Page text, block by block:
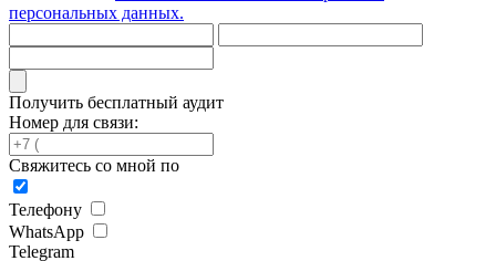
персональных данных.
Получить бесплатный аудит
Номер для связи:
Свяжитесь со мной по
Телефону
WhatsApp
Telegram